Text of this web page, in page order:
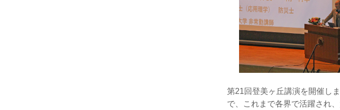
第21回登美ヶ丘講演を開催し
で、これまで各界で活躍され